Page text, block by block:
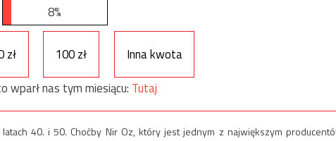
8%
zł 100 zł
Inna kwota
wparł nas tym miesiącu: Tutaj
40. i 50. Choćby Nir Oz, który jest jednym z największym